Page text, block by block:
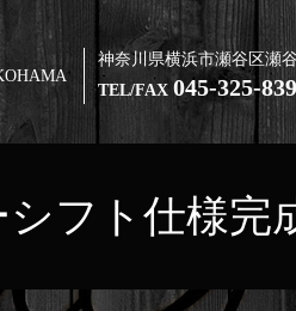
神奈川県横浜市瀬谷区瀬
TEL/FAX045-325-
シフト仕様